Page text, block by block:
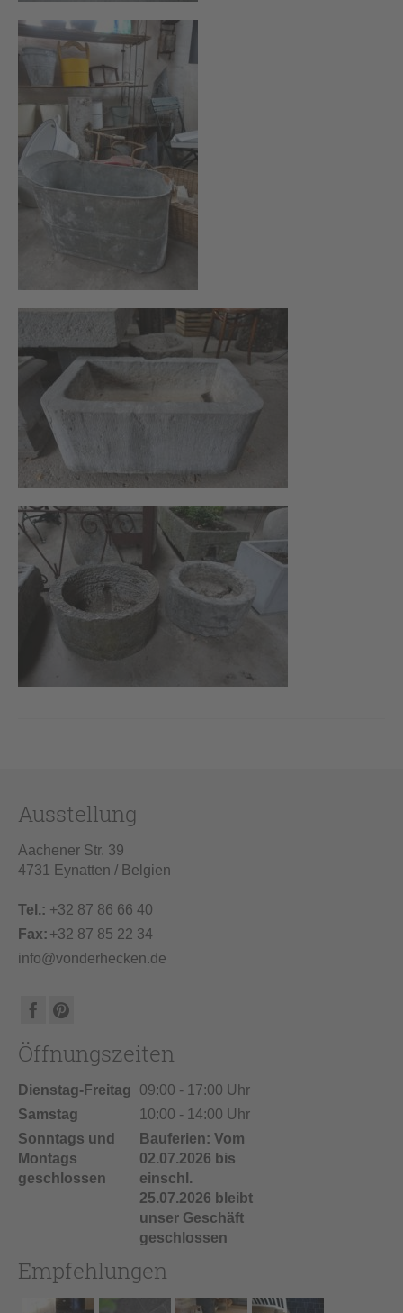
Ausstellung
Aachener Str. 39
4731 Eynatten / Belgien
Tel.: +32 87 86 66 40
Fax: +32 87 85 22 34
info@vonderhecken.de
Öffnungszeiten
Dienstag-Freitag
09:00 - 17:00 Uhr
Samstag
10:00 - 14:00 Uhr
Sonntags und
Montags
geschlossen
Bauferien: Vom
02.07.2026 bis
einschl.
25.07.2026 bleibt
unser Geschäft
geschlossen
Empfehlungen